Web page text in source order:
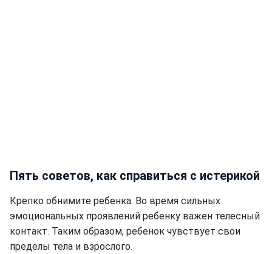
Пять советов, как справиться с истерикой
Крепко обнимите ребенка. Во время сильных
эмоциональных проявлений ребенку важен телесный
контакт. Таким образом, ребенок чувствует свои
пределы тела и взрослого.